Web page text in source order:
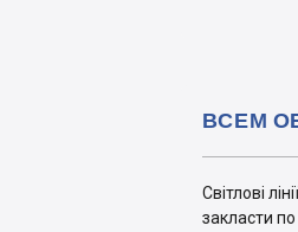
Світлові
закласти
ВСЕМ